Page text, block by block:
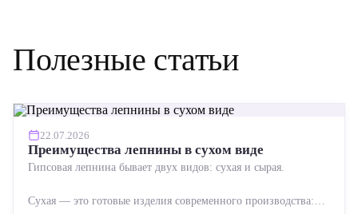
Полезные статьи
22.07.2026
Преимущества лепнины в сухом виде
Гипсовая лепнина бывает двух видов: сухая и сырая.
Сухая — это готовые изделия современного производства: